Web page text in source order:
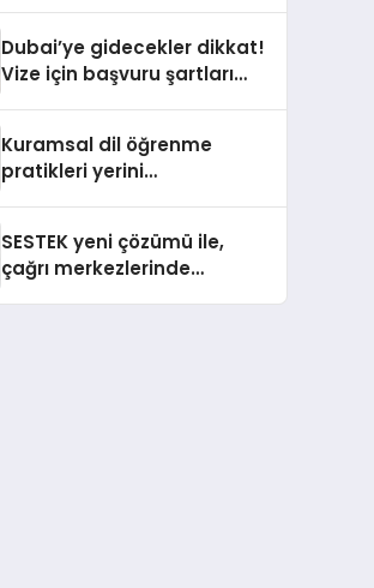
Dubai’ye gidecekler dikkat!
Vize için başvuru şartları
Kuramsal dil öğrenme
pratikleri yerini
SESTEK yeni çözümü ile,
çağrı merkezlerinde